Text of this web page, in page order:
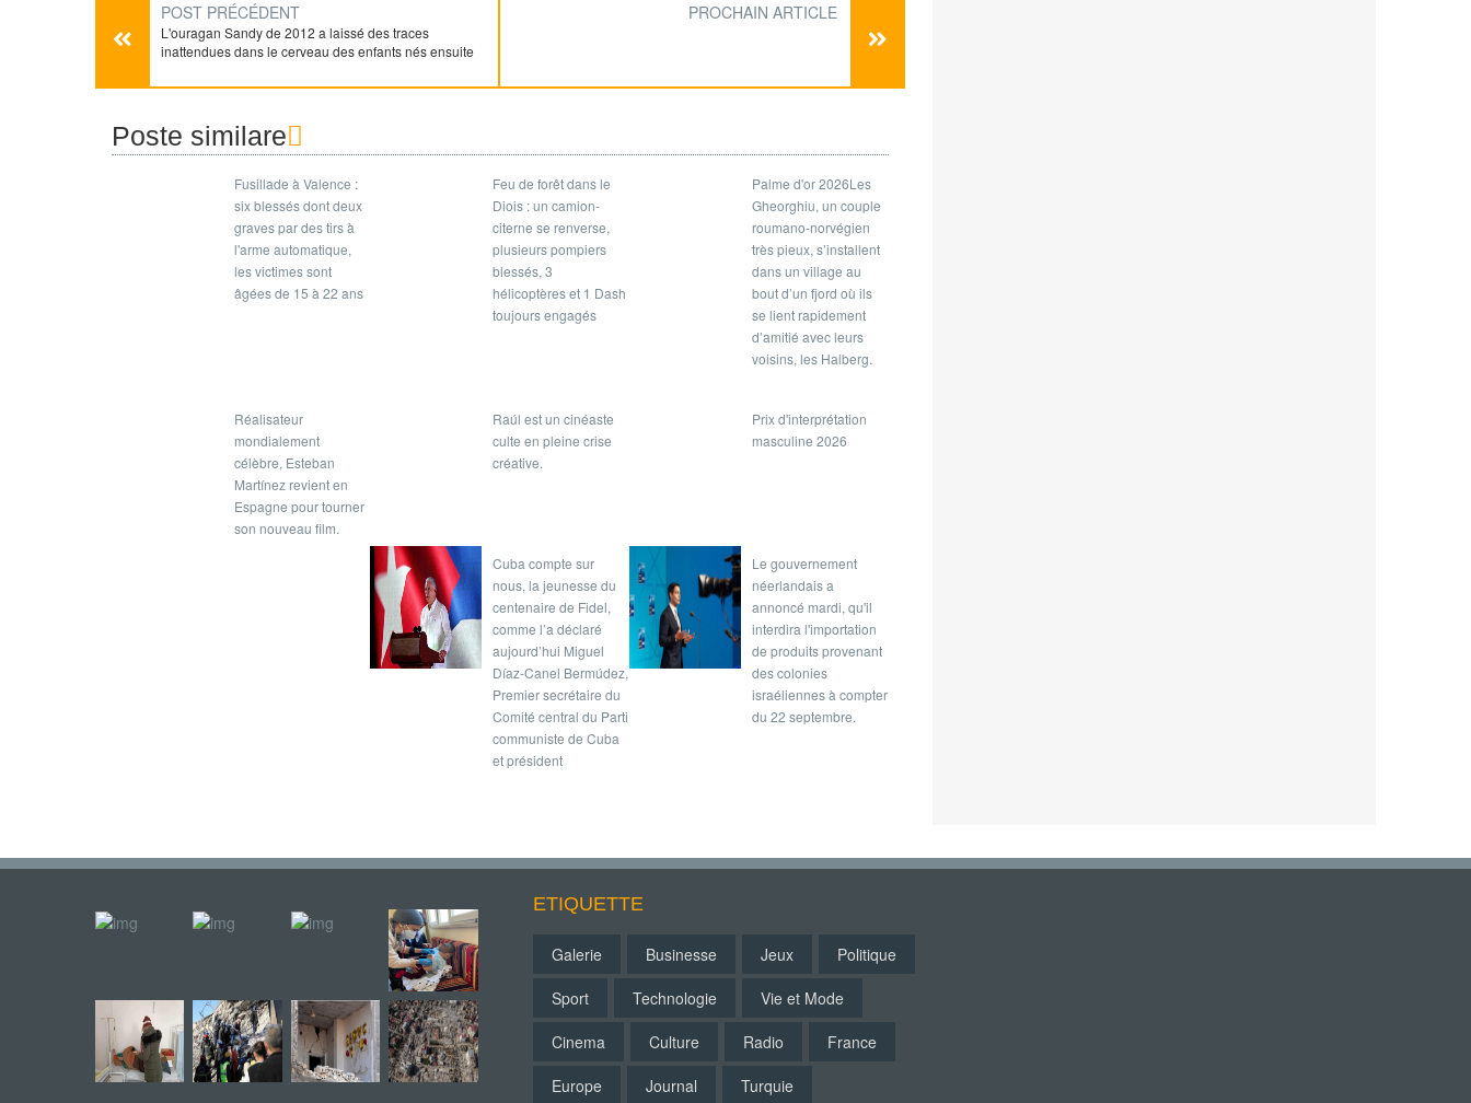
POST PRÉCÉDENT
L'ouragan Sandy de 2012 a laissé des traces
inattendues dans le cerveau des enfants nés ensuite
PROCHAIN ARTICLE
Poste similare
Fusillade à Valence :
six blessés dont deux
graves par des tirs à
l'arme automatique,
les victimes sont
âgées de 15 à 22 ans
Feu de forêt dans le
Diois : un camion-
citerne se renverse,
plusieurs pompiers
blessés, 3
hélicoptères et 1 Dash
toujours engagés
Palme d'or 2026Les
Gheorghiu, un couple
roumano-norvégien
très pieux, s’installent
dans un village au
bout d’un fjord où ils
se lient rapidement
d’amitié avec leurs
voisins, les Halberg.
Réalisateur
mondialement
célèbre, Esteban
Martínez revient en
Espagne pour tourner
son nouveau film.
Raúl est un cinéaste
culte en pleine crise
créative.
Prix d'interprétation
masculine 2026
Cuba compte sur
nous, la jeunesse du
centenaire de Fidel,
comme l’a déclaré
aujourd’hui Miguel
Díaz-Canel Bermúdez,
Premier secrétaire du
Comité central du Parti
communiste de Cuba
et président
Le gouvernement
néerlandais a
annoncé mardi, qu'il
interdira l'importation
de produits provenant
des colonies
israéliennes à compter
du 22 septembre.
ETIQUETTE
Galerie Businesse Jeux
Politique
Sport
Technologie
Vie et Mode
Cinema
Culture Radio
France
Europe
Journal Turquie